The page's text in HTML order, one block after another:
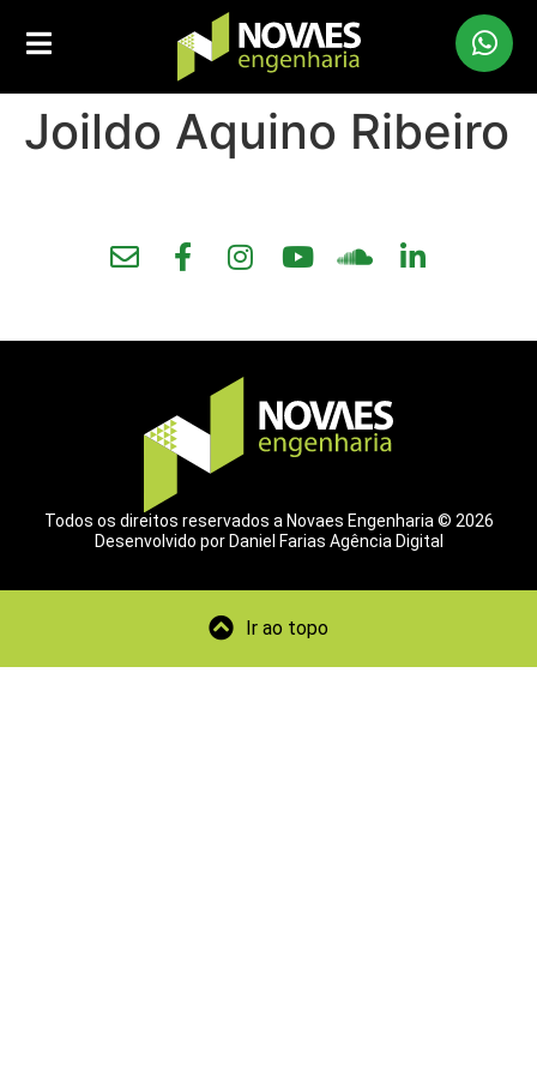
Joildo Aquino Ribeiro
Todos os direitos reservados a Novaes Engenharia © 2026
Desenvolvido por Daniel Farias Agência Digital
Ir ao topo